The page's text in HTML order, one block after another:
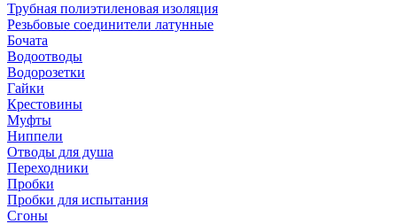
Трубная полиэтиленовая изоляция
Резьбовые соединители латунные
Бочата
Водоотводы
Водорозетки
Гайки
Крестовины
Муфты
Ниппели
Отводы для душа
Переходники
Пробки
Пробки для испытания
Сгоны